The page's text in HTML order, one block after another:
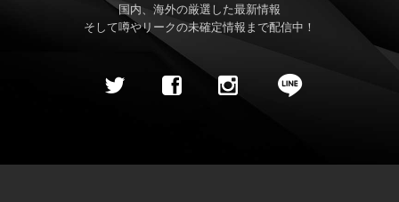
国内、海外の厳選した最新情報
そして噂やリークの未確定情報まで配信中！